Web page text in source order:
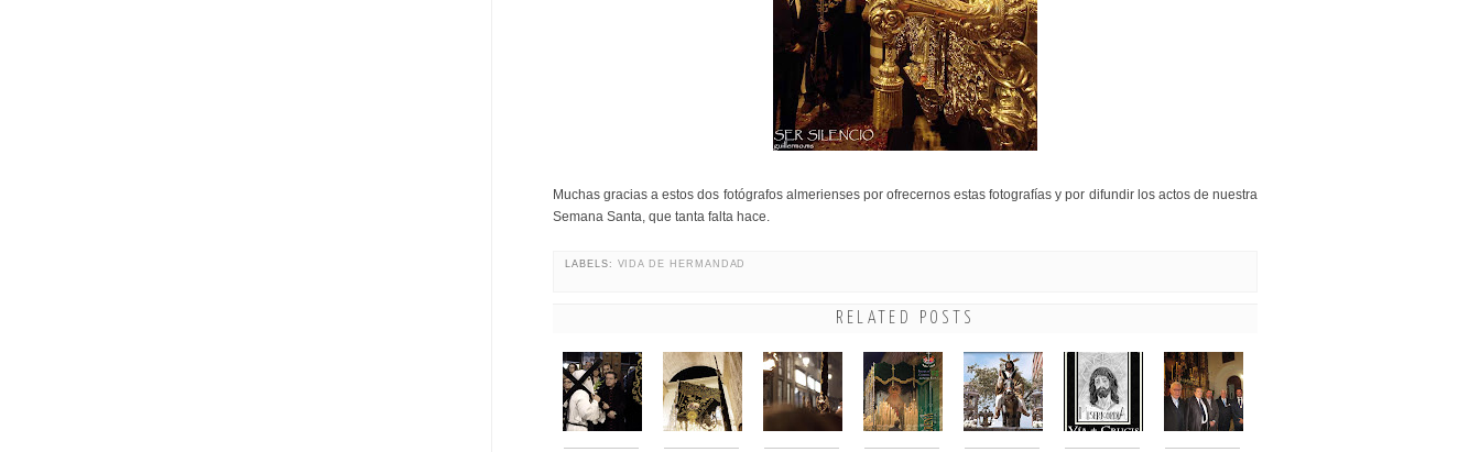
Muchas gracias a estos dos fotógrafos almerienses por ofrecernos estas fotografías y por difundir los actos de nuestra
Semana Santa, que tanta falta hace.
LABELS: VIDA DE HERMANDAD
RELATED POSTS